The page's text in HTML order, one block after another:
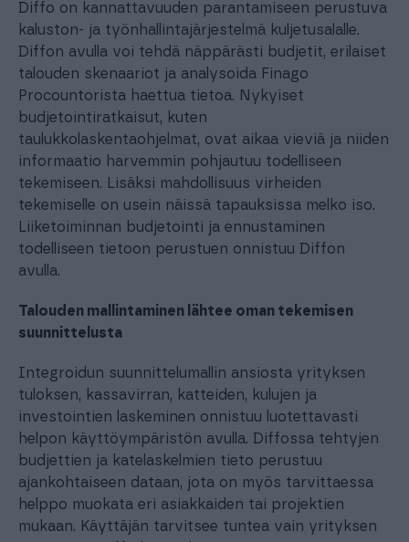
Diffo on kannattavuuden parantamiseen perustuva
kaluston- ja työnhallintajärjestelmä kuljetusalalle.
Diffon avulla voi tehdä näppärästi budjetit, erilaiset
talouden skenaariot ja analysoida Finago
Procountorista haettua tietoa. Nykyiset
budjetointiratkaisut, kuten
taulukkolaskentaohjelmat, ovat aikaa vieviä ja niiden
informaatio harvemmin pohjautuu todelliseen
tekemiseen. Lisäksi mahdollisuus virheiden
tekemiselle on usein näissä tapauksissa melko iso.
Liiketoiminnan budjetointi ja ennustaminen
todelliseen tietoon perustuen onnistuu Diffon
avulla.
Talouden mallintaminen lähtee oman tekemisen
suunnittelusta
Integroidun suunnittelumallin ansiosta yrityksen
tuloksen, kassavirran, katteiden, kulujen ja
investointien laskeminen onnistuu luotettavasti
helpon käyttöympäristön avulla. Diffossa tehtyjen
budjettien ja katelaskelmien tieto perustuu
ajankohtaiseen dataan, jota on myös tarvittaessa
helppo muokata eri asiakkaiden tai projektien
mukaan. Käyttäjän tarvitsee tuntea vain yrityksen